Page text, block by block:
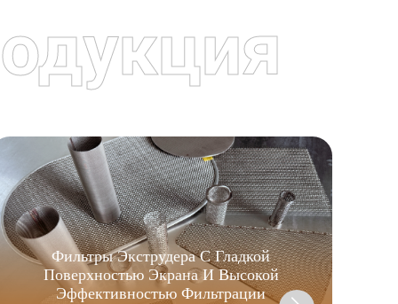
Фильтры Экструдера С Гладкой
Поверхностью Экрана И Высокой
Эффективностью Фильтрации